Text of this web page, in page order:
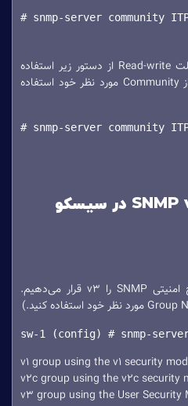
# snmp-server community
جهت پیکربندی این مقدار در حالت Read-write از دستور زیر استفاده
، از Community مورد نظر خود استفاده
# snmp-server community
ابتدا یک گروه می‌سازیم و سطح امنیتی SNMP را v3 قرار می‌دهیم.
sw-1 (config) # snmp-
v1 group using the v1 security
v2c group using the v2c security
v3 group using the User